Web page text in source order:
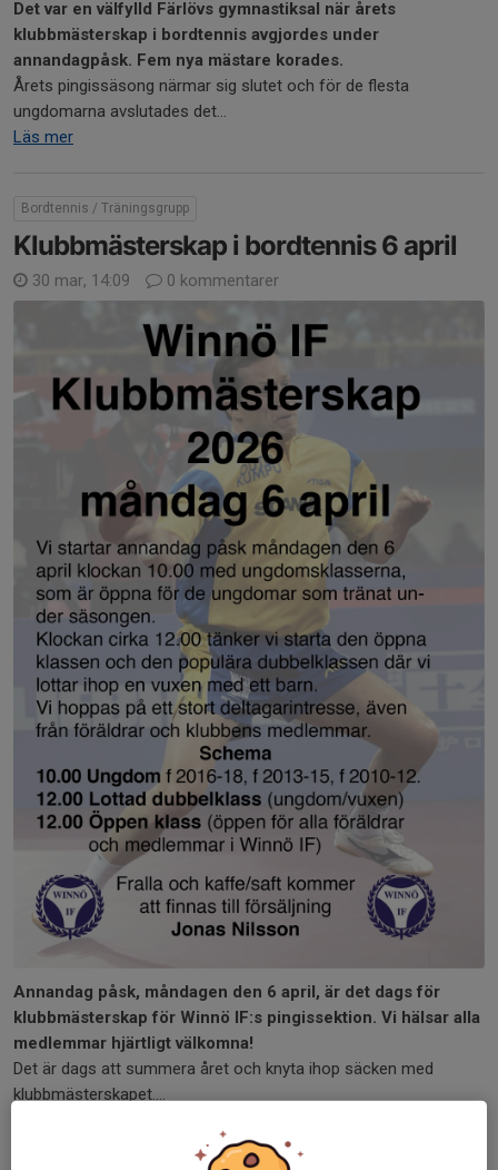
Det var en välfylld Färlövs gymnastiksal när årets
klubbmästerskap i bordtennis avgjordes under
annandagpåsk. Fem nya mästare korades.
Årets pingissäsong närmar sig slutet och för de flesta
ungdomarna avslutades det...
Läs mer
Bordtennis / Träningsgrupp
Klubbmästerskap i bordtennis 6 april
30 mar, 14:09 0 kommentarer
Annandag påsk, måndagen den 6 april, är det dags för
klubbmästerskap för Winnö IF:s pingissektion. Vi hälsar alla
medlemmar hjärtligt välkomna!
Det är dags att summera året och knyta ihop säcken med
klubbmästerskapet....